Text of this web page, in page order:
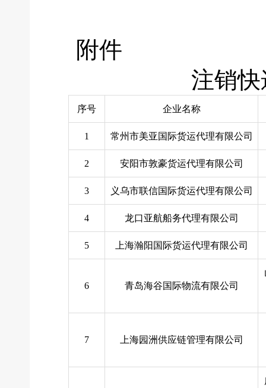
附件
注销
序号 企业名称
1 常州市美亚国际货运代理有限公司
2 安阳市敦豪货运代理有限公司
3 义乌市联信国际货运代理有限公司
4 龙口亚航船务代理有限公司
5 上海瀚阳国际货运代理有限公司
6 青岛海谷国际物流有限公司
7 上海园洲供应链管理有限公司